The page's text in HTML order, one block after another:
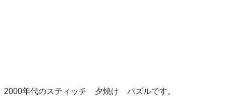
2000年代のスティッチ　夕焼け　パズルです。